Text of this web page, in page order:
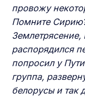
провожу
Помните
распорядился
попросил у
группа,
белорусы и так